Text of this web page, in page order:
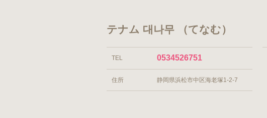
テナム 대나무 （てなむ）
TEL 0534526751
住所 静岡県浜松市中区海老塚1-2-7